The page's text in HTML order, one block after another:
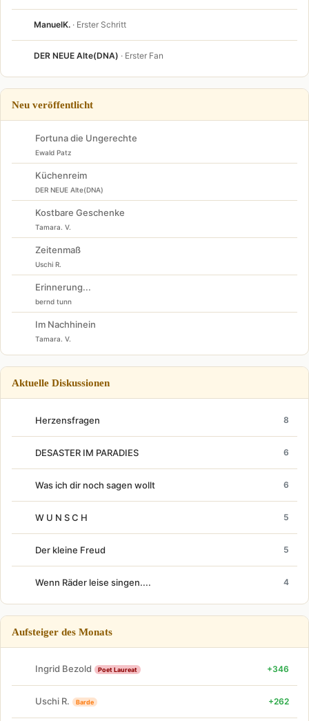
ManuelK. · Erster Schritt
DER NEUE Alte(DNA) · Erster Fan
Neu veröffentlicht
Fortuna die Ungerechte
Ewald Patz
Küchenreim
DER NEUE Alte(DNA)
Kostbare Geschenke
Tamara. V.
Zeitenmaß
Uschi R.
Erinnerung...
bernd tunn
Im Nachhinein
Tamara. V.
Aktuelle Diskussionen
Herzensfragen 8
DESASTER IM PARADIES 6
Was ich dir noch sagen wollt 6
W U N S C H 5
Der kleine Freud 5
Wenn Räder leise singen.... 4
Aufsteiger des Monats
Ingrid Bezold Poet Laureat +346
Uschi R. Barde +262